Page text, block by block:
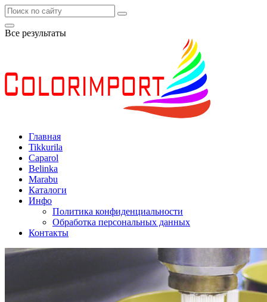
Все результаты
Главная
Tikkurila
Caparol
Belinka
Marabu
Каталоги
Инфо
Политика конфиденциальности
Обработка персональных данных
Контакты